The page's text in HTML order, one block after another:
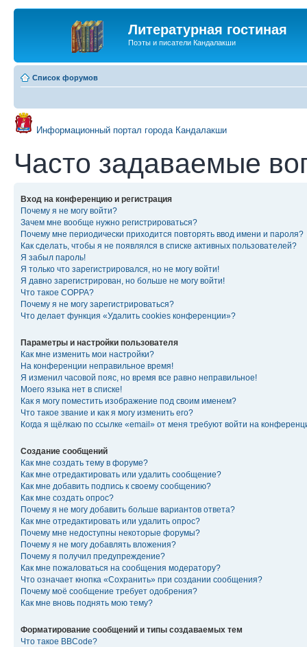
Литературная гостиная
Поэты и писатели Кандалакши
Список форумов
Информационный портал города Кандалакши
Часто задаваемые
Вход на конференцию и регистрация
Почему я не могу войти?
Зачем мне вообще нужно регистрироваться?
Почему мне периодически приходится повторять ввод имени и пароля?
Как сделать, чтобы я не появлялся в списке активных пользователей?
Я забыл пароль!
Я только что зарегистрировался, но не могу войти!
Я давно зарегистрирован, но больше не могу войти!
Что такое COPPA?
Почему я не могу зарегистрироваться?
Что делает функция «Удалить cookies конференции»?
Параметры и настройки пользователя
Как мне изменить мои настройки?
На конференции неправильное время!
Я изменил часовой пояс, но время все равно неправильное!
Моего языка нет в списке!
Как я могу поместить изображение под своим именем?
Что такое звание и как я могу изменить его?
Когда я щёлкаю по ссылке «email» от меня требуют войти на
Создание сообщений
Как мне создать тему в форуме?
Как мне отредактировать или удалить сообщение?
Как мне добавить подпись к своему сообщению?
Как мне создать опрос?
Почему я не могу добавить больше вариантов ответа?
Как мне отредактировать или удалить опрос?
Почему мне недоступны некоторые форумы?
Почему я не могу добавлять вложения?
Почему я получил предупреждение?
Как мне пожаловаться на сообщения модератору?
Что означает кнопка «Сохранить» при создании сообщения?
Почему моё сообщение требует одобрения?
Как мне вновь поднять мою тему?
Форматирование сообщений и типы создаваемых тем
Что такое BBCode?